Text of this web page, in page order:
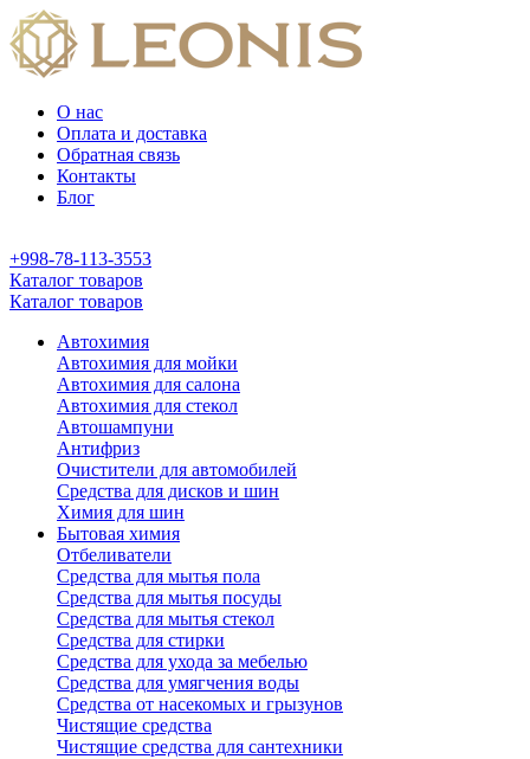
О нас
Оплата и доставка
Обратная связь
Контакты
Блог
+998-78-113-3553
Каталог товаров
Каталог товаров
Автохимия
Автохимия для мойки
Автохимия для салона
Автохимия для стекол
Автошампуни
Антифриз
Очистители для автомобилей
Средства для дисков и шин
Химия для шин
Бытовая химия
Отбеливатели
Средства для мытья пола
Средства для мытья посуды
Средства для мытья стекол
Средства для стирки
Средства для ухода за мебелью
Средства для умягчения воды
Средства от насекомых и грызунов
Чистящие средства
Чистящие средства для сантехники